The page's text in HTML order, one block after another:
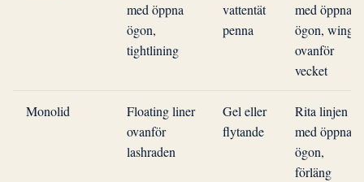
med öppna
ögon,
tightlining
vattentät
penna
med öppna
ögon, wing
ovanför
vecket
Monolid
Floating liner
ovanför
lashraden
Gel eller
flytande
Rita linjen
med öppna
ögon,
förläng